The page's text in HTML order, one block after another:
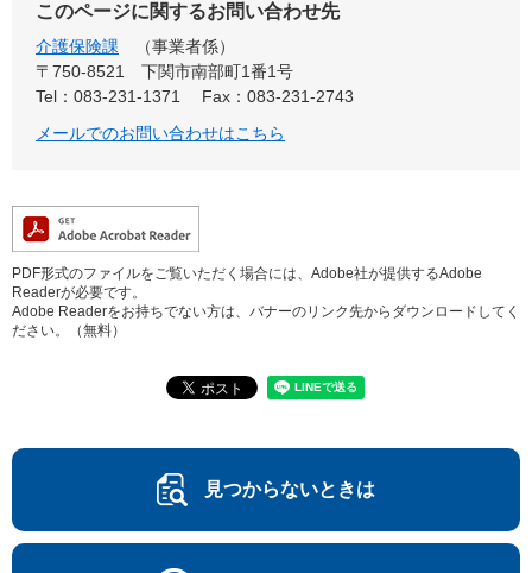
このページに関するお問い合わせ先
介護保険課
事業者係
〒750-8521
下関市南部町1番1号
Tel：083-231-1371
Fax：083-231-2743
メールでのお問い合わせはこちら
PDF形式のファイルをご覧いただく場合には、Adobe社が提供するAdobe
Readerが必要です。
Adobe Readerをお持ちでない方は、バナーのリンク先からダウンロードしてく
ださい。（無料）
見つからないときは